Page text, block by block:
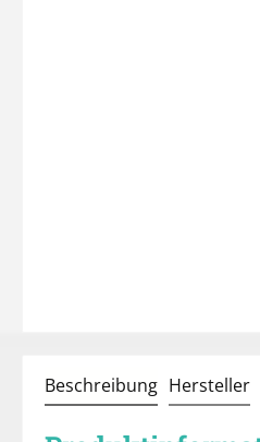
Beschreibung Hersteller